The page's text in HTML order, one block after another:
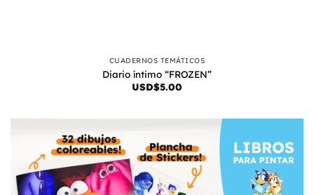
CUADERNOS TEMÁTICOS
Diario íntimo “FROZEN”
USD$5.00